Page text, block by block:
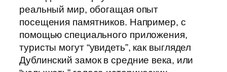
реальный мир, обогащая опыт
посещения памятников. Например, с
помощью специального приложения,
туристы могут “увидеть”, как выглядел
Дублинский замок в средние века, или